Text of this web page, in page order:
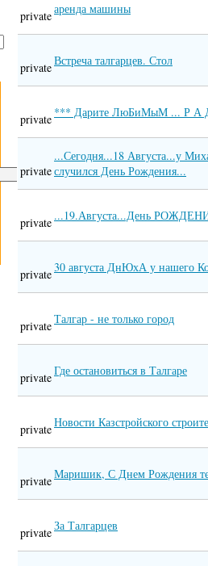
privateаренда машины
privateВстреча талгарцев. Стол
private *** Дарите ЛюБиМыМ ... Р А
private
...Сегодня...18 Августа...у
случился День Рождения...
private ...19.Августа...День
private30 августа ДнЮхА у нашего
privateТалгар - не только город
privateГде остановиться в Талгаре
privateНовости Казстройского
privateМаришик, С Днем Рождения
privateЗа Талгарцев